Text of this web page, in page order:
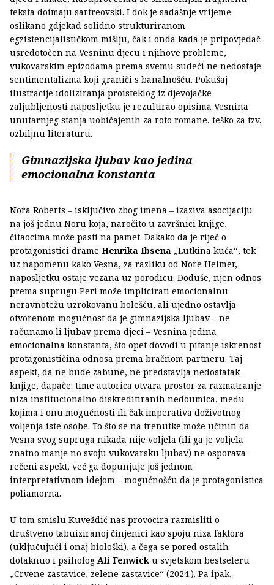
teksta doimaju sartreovski. I dok je sadašnje vrijeme
oslikano gdjekad solidno strukturiranom
egzistencijalističkom mišlju, čak i onda kada je pripovjedač
usredotočen na Vesninu djecu i njihove probleme,
vukovarskim epizodama prema svemu sudeći ne nedostaje
sentimentalizma koji graniči s banalnošću. Pokušaj
ilustracije idoliziranja proisteklog iz djevojačke
zaljubljenosti naposljetku je rezultirao opisima Vesnina
unutarnjeg stanja uobičajenih za roto romane, teško za tzv.
ozbiljnu literaturu.
Gimnazijska ljubav kao jedina
emocionalna konstanta
Nora Roberts – isključivo zbog imena – izaziva asocijaciju
na još jednu Noru koja, naročito u završnici knjige,
čitaocima može pasti na pamet. Dakako da je riječ o
protagonistici drame Henrika Ibsena „Lutkina kuća“, tek
uz napomenu kako Vesna, za razliku od Nore Helmer,
naposljetku ostaje vezana uz porodicu. Doduše, njen odnos
prema suprugu Peri može implicirati emocionalnu
neravnotežu uzrokovanu bolešću, ali ujedno ostavlja
otvorenom mogućnost da je gimnazijska ljubav – ne
računamo li ljubav prema djeci – Vesnina jedina
emocionalna konstanta, što opet dovodi u pitanje iskrenost
protagonističina odnosa prema bračnom partneru. Taj
aspekt, da ne bude zabune, ne predstavlja nedostatak
knjige, dapače: time autorica otvara prostor za razmatranje
niza institucionalno diskreditiranih nedoumica, među
kojima i onu mogućnosti ili čak imperativa doživotnog
voljenja iste osobe. To što se na trenutke može učiniti da
Vesna svog supruga nikada nije voljela (ili ga je voljela
znatno manje no svoju vukovarsku ljubav) ne osporava
rečeni aspekt, već ga dopunjuje još jednom
interpretativnom idejom – mogućnošću da je protagonistica
poliamorna.
U tom smislu Kuveždić nas provocira razmisliti o
društveno tabuiziranoj činjenici kao spoju niza faktora
(uključujući i onaj biološki), a čega se pored ostalih
dotaknuo i psiholog Ali Fenwick u svjetskom bestseleru
„Crvene zastavice, zelene zastavice“ (2024.). Pa ipak,